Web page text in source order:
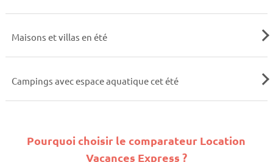
Maisons et villas en été
Campings avec espace aquatique cet été
Pourquoi choisir le comparateur Location
Vacances Express ?